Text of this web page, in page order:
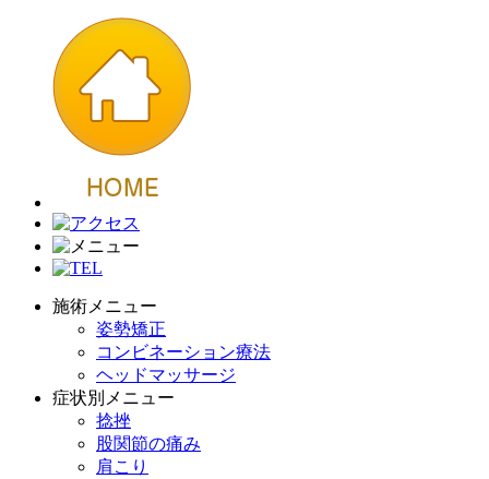
施術メニュー
姿勢矯正
コンビネーション療法
ヘッドマッサージ
症状別メニュー
捻挫
股関節の痛み
肩こり